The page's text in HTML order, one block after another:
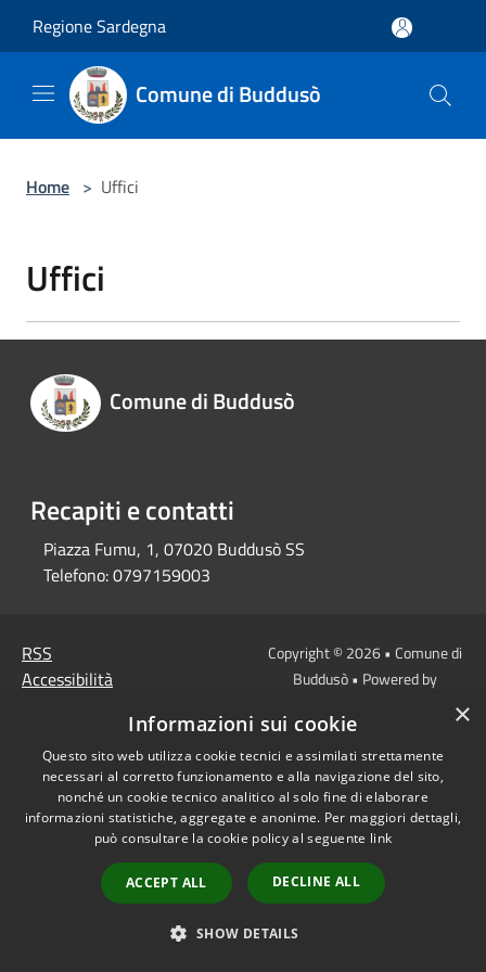
Regione Sardegna
Comune di Buddusò
Home > Uffici
Uffici
Comune di Buddusò
Recapiti e contatti
Piazza Fumu, 1, 07020 Buddusò SS
Telefono:0797159003
RSS
Accessibilità
Mappa del sito
Copyright © 2026 • Comune di
Buddusò • Powered by
redazione
×
Informazioni sui cookie
Questo sito web utilizza cookie tecnici e assimilati strettamente
necessari al corretto funzionamento e alla navigazione del sito,
nonché un cookie tecnico analitico al solo fine di elaborare
informazioni statistiche, aggregate e anonime. Per maggiori dettagli,
può consultare la cookie policy al seguente link
ACCEPT ALL DECLINE ALL
SHOW DETAILS